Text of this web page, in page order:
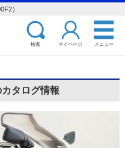
）
検索 マイページ メニュー
タログ情報